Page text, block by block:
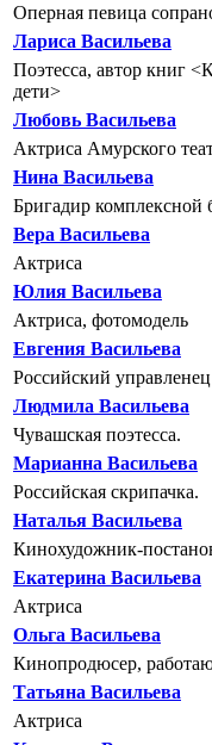
Оперная певица
Лариса Васильева
Поэтесса, автор книг
дети>
Любовь Васильева
Актриса Амурского
Нина Васильева
Бригадир комплексной
Вера Васильева
Актриса
Юлия Васильева
Актриса, фотомодель
Евгения Васильева
Российский
Людмила Васильева
Чувашская поэтесса.
Марианна Васильева
Российская скрипачка.
Наталья Васильева
Кинохудожник-
Екатерина Васильева
Актриса
Ольга Васильева
Кинопродюсер,
Татьяна Васильева
Актриса